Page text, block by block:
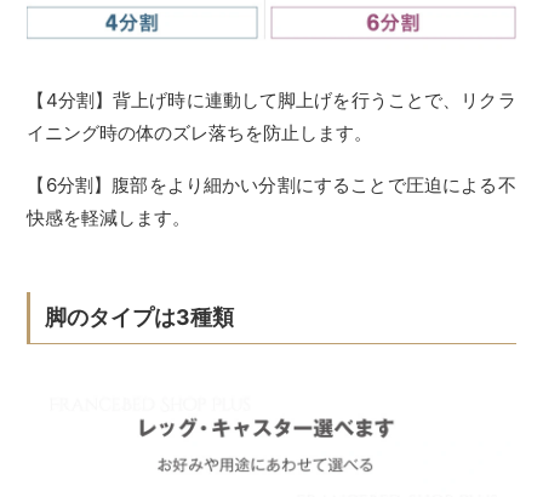
【4分割】背上げ時に連動して脚上げを行うことで、リクラ
イニング時の体のズレ落ちを防止します。
【6分割】腹部をより細かい分割にすることで圧迫による不
快感を軽減します。
脚のタイプは3種類